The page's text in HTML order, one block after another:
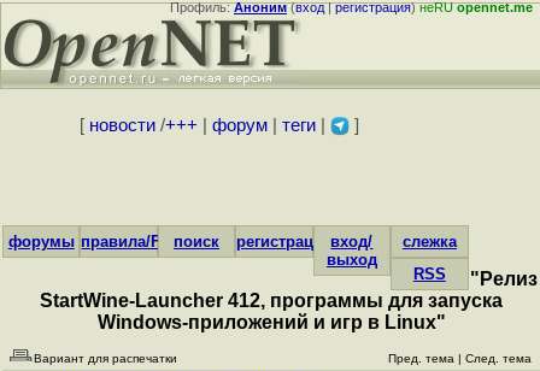
Профиль:Аноним(вход|регистрация)неRUopennet.me
[ новости/+++ форум| теги| ]
форумы правила/FAQпоиск регистрациявход/
выход
слежка
RSS
"Релиз
StartWine-Launcher 412, программы для запуска
Windows-приложений и игр в Linux"
Вариант для распечатки Пред. тема | След. тема